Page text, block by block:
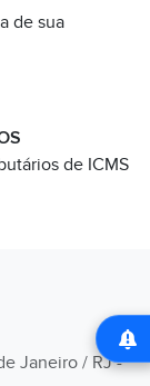
de sua
de ICMS
Janeiro / RJ -